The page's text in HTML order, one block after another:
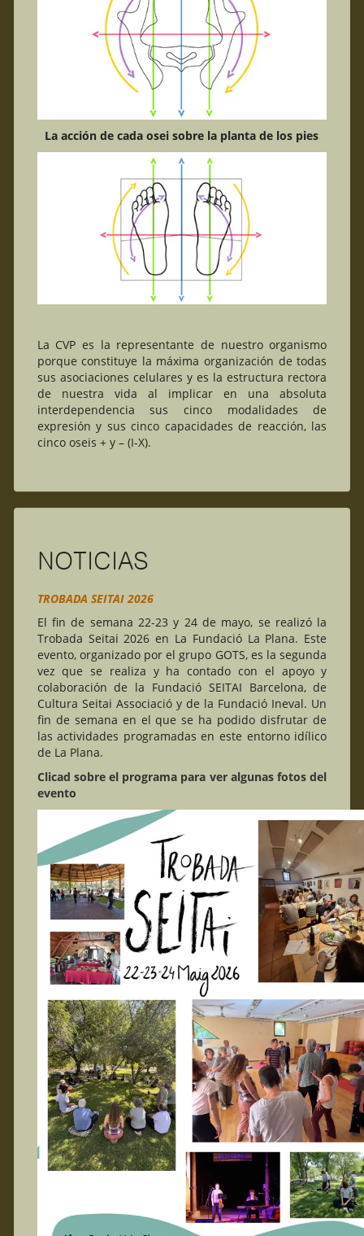
La acción de cada osei sobre la planta de los pies
La CVP es la representante de nuestro organismo
porque constituye la máxima organización de todas
sus asociaciones celulares y es la estructura rectora
de nuestra vida al implicar en una absoluta
interdependencia sus cinco modalidades de
expresión y sus cinco capacidades de reacción, las
cinco oseis + y – (I-X).
NOTICIAS
TROBADA SEITAI 2026
El fin de semana 22-23 y 24 de mayo, se realizó la
Trobada Seitai 2026 en La Fundació La Plana. Este
evento, organizado por el grupo GOTS, es la segunda
vez que se realiza y ha contado con el apoyo y
colaboración de la Fundació SEITAI Barcelona, ​​de
Cultura Seitai Associació y de la Fundació Ineval. Un
fin de semana en el que se ha podido disfrutar de
las actividades programadas en este entorno idílico
de La Plana.
Clicad sobre el programa para ver algunas fotos del
evento